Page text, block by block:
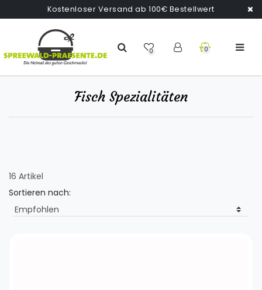
Kostenloser Versand ab 100€ Bestellwert
0 0
Fisch Spezialitäten
16 Artikel
Sortieren nach: